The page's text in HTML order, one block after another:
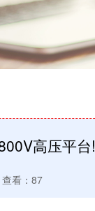
高压平台!
查看：87